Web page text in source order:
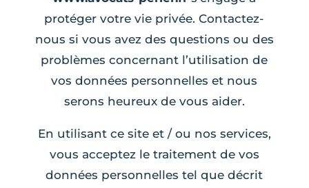
protéger votre vie privée. Contactez-
nous si vous avez des questions ou des
problèmes concernant l’utilisation de
vos données personnelles et nous
serons heureux de vous aider.
En utilisant ce site et / ou nos services,
vous acceptez le traitement de vos
données personnelles tel que décrit